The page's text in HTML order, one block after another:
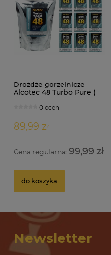
Drożdże gorzelnicze
Alcotec 48 Turbo Pure (
0 ocen
89,99 zł
Cena regularna: 99,99 zł
do koszyka
12,69 zł
do koszyka
Newsletter